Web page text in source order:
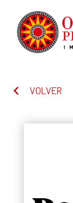
VOLVER